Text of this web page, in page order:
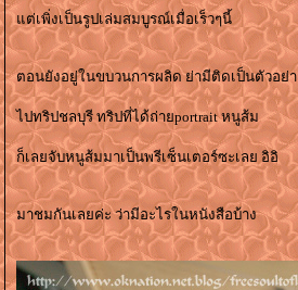
ต่เพิ่งเป็นรูปเล่มสมบูรณ์เมื่อเร็วๆนี้
ตอนยังอยู่ในขบวนการผลิด ย่ามีติดเป็นตัวอย่า
ไปทริปชลบุรี ทริปที่ได้ถ่ายportrait หนูส้ม
ก็เลยจับหนูส้มมาเป็นพรีเซ็นเตอร์ซะเลย อิอิ
มาชมกันเลยค่ะ ว่ามีอะไรในหนังสือบ้าง